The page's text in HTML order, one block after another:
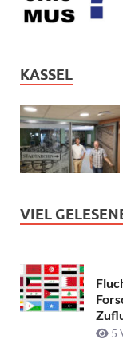
KASSEL
VIEL
5